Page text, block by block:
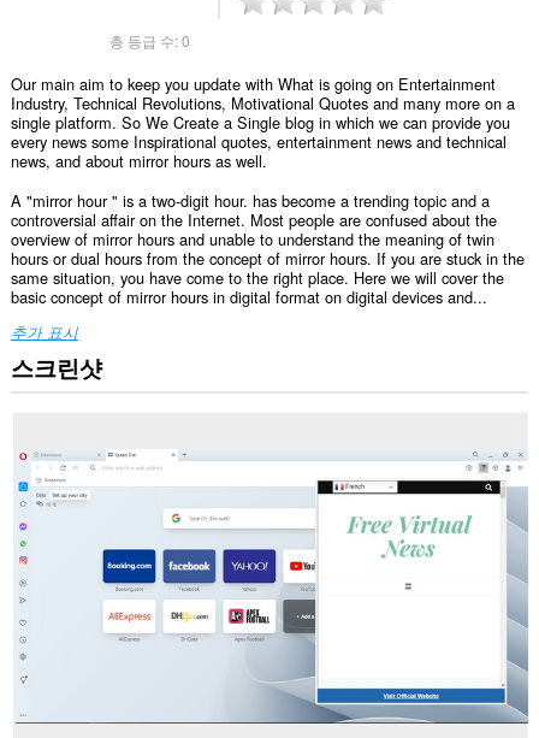
총 등급 수:0
Our main aim to keep you update with What is going on Entertainment
Industry, Technical Revolutions, Motivational Quotes and many more on a
single platform. So We Create a Single blog in which we can provide you
every news some Inspirational quotes, entertainment news and technical
news, and about mirror hours as well.
A "mirror hour " is a two-digit hour. has become a trending topic and a
controversial affair on the Internet. Most people are confused about the
overview of mirror hours and unable to understand the meaning of twin
hours or dual hours from the concept of mirror hours. If you are stuck in the
same situation, you have come to the right place. Here we will cover the
basic concept of mirror hours in digital format on digital devices and...
추가 표시
스크린샷